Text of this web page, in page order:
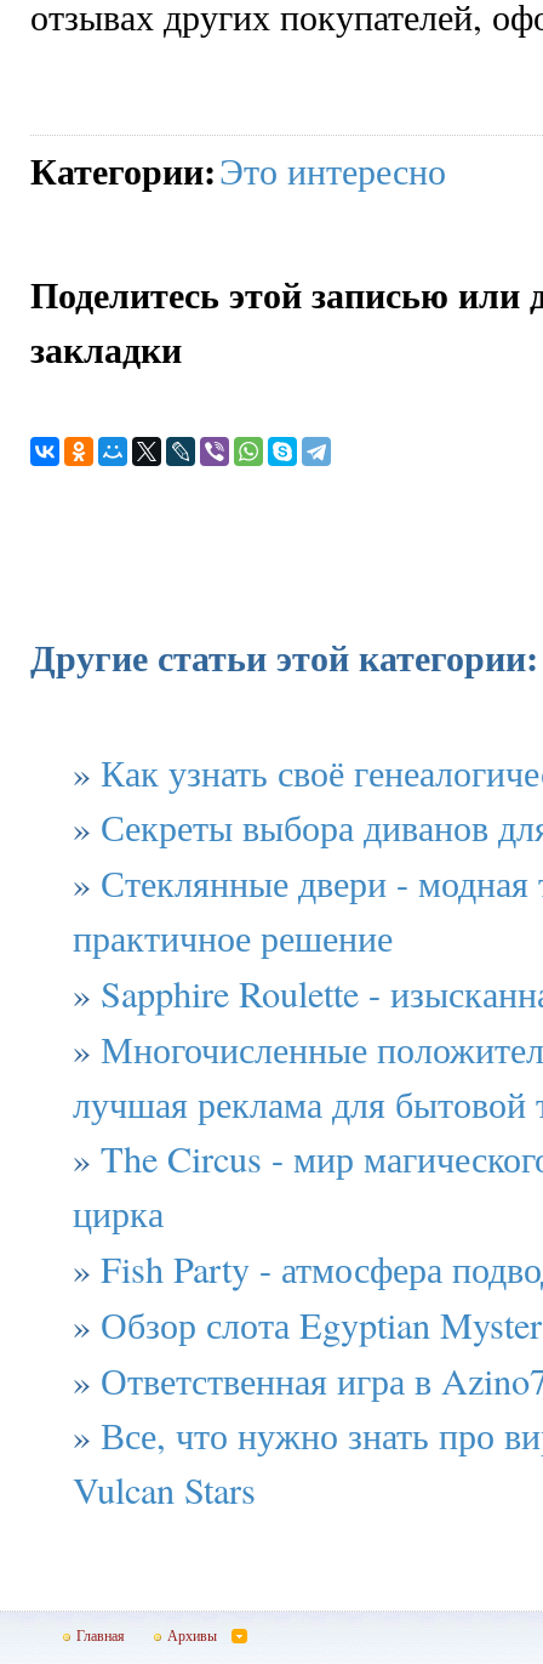
отзывах других покупателей,
Категории:Это интересно
Поделитесь этой записью или
закладки
Другие статьи этой категории:
» Как узнать своё
» Секреты выбора диванов
» Стеклянные двери - модная
практичное решение
» Sapphire Roulette -
» Многочисленные
лучшая реклама для бытовой
» The Circus - мир
цирка
» Fish Party - атмосфера
» Обзор слота Egyptian
» Ответственная игра в
» Все, что нужно знать про
Vulcan Stars
Главная Архивы